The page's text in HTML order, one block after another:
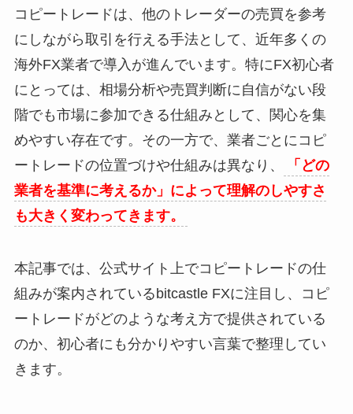
コピートレードは、他のトレーダーの売買を参考
にしながら取引を行える手法として、近年多くの
海外FX業者で導入が進んでいます。特にFX初心者
にとっては、相場分析や売買判断に自信がない段
階でも市場に参加できる仕組みとして、関心を集
めやすい存在です。その一方で、業者ごとにコピ
ートレードの位置づけや仕組みは異なり、
「どの
業者を基準に考えるか」によって理解のしやすさ
も大きく変わってきます。
本記事では、公式サイト上でコピートレードの仕
組みが案内されているbitcastle FXに注目し、コピ
ートレードがどのような考え方で提供されている
のか、初心者にも分かりやすい言葉で整理してい
きます。